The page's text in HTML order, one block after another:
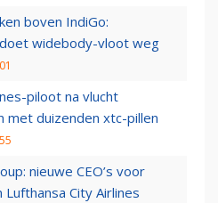
boven IndiGo:
widebody-vloot weg
piloot na vlucht
met duizenden xtc-pillen
nieuwe CEO’s voor
Lufthansa City Airlines